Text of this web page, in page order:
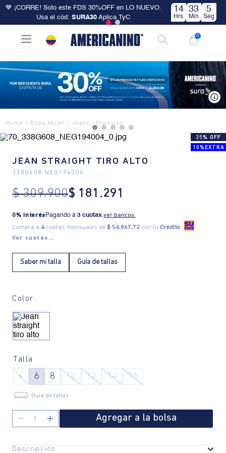
💙 ¡CORRE! Solo este FDS 30%OFF en LO NUEVO.
Usa el cód:SURA30 Aplica TyC
14
Hrs
33
Min
4
Seg
0
Ropa Mujer Jeans
35% OFF
10%EXTRA
JEAN STRAIGHT TIRO ALTO
338G608- NEG194004
$ 309.900$ 181 .291
0% Interés Pagando a 3 cuotas.ver bancos.
Compra a 4cuotas mensuales de $ 54.867,72 con tu Crédito
Ver cuotas...
Saber mi talla Guía de tallas
Color:
Talla
4 6 8 10 12 14 16
Guía de tallas
＋
－ Agregar a la bolsa
Descripción